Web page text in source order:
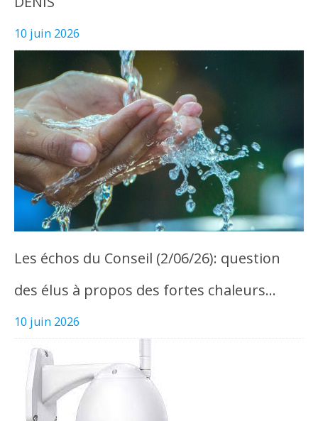
10 juin 2026
Les échos du Conseil (2/06/26): question
des élus à propos des fortes chaleurs…
10 juin 2026